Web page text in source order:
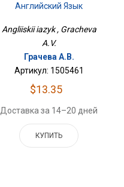
Английский Язык
Angliiskii iazyk , Gracheva
A.V.
Грачева А.В.
Артикул: 1505461
$13.35
Доставка за 14–20 дней
КУПИТЬ